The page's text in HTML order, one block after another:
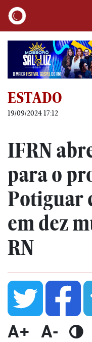
ESTADO
19/09/2024 17:12
IFRN
para o
Potiguar
em dez
RN
A+ A-